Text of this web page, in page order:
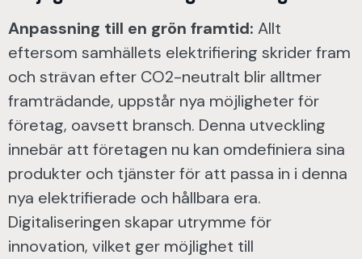
Anpassning till en grön framtid: Allt
eftersom samhällets elektrifiering skrider fram
och strävan efter CO2-neutralt blir alltmer
framträdande, uppstår nya möjligheter för
företag, oavsett bransch. Denna utveckling
innebär att företagen nu kan omdefiniera sina
produkter och tjänster för att passa in i denna
nya elektrifierade och hållbara era.
Digitaliseringen skapar utrymme för
innovation, vilket ger möjlighet till